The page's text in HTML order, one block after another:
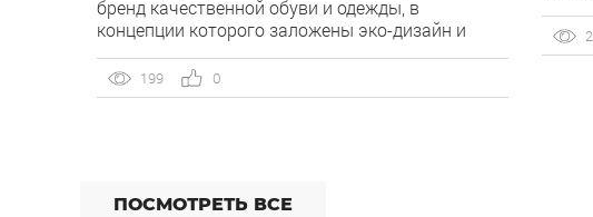
бренд качественной обуви и одежды, в
концепции которого заложены эко-дизайн и
увеличение продаж на Wildberries (WB) за счет
расширения охвата целевой аудитории с
199 0
ПОСМОТРЕТЬ ВСЕ